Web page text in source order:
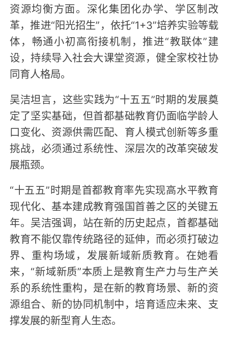
资源均衡方面。深化集团化办学、学区制改
革，推进“阳光招生”，依托“1+3”培养实验等载
体，畅通小初高衔接机制，推进“教联体”建
设，持续导入社会大课堂资源，健全家校社协
同育人格局。
吴洁坦言，这些实践为“十五五”时期的发展奠
定了坚实基础，但首都基础教育仍面临学龄人
口变化、资源供需匹配、育人模式创新等多重
挑战，必须通过系统性、深层次的改革突破发
展瓶颈。
“十五五”时期是首都教育率先实现高水平教育
现代化、基本建成教育强国首善之区的关键五
年。吴洁强调，站在新的历史起点，首都基础
教育不能仅靠传统路径的延伸，而必须打破边
界、重构场域，发展新域新质教育。在她看
来，“新域新质”本质上是教育生产力与生产关
系的系统性重构，是在新的教育场景、新的资
源组合、新的协同机制中，培育适应未来、支
撑发展的新型育人生态。